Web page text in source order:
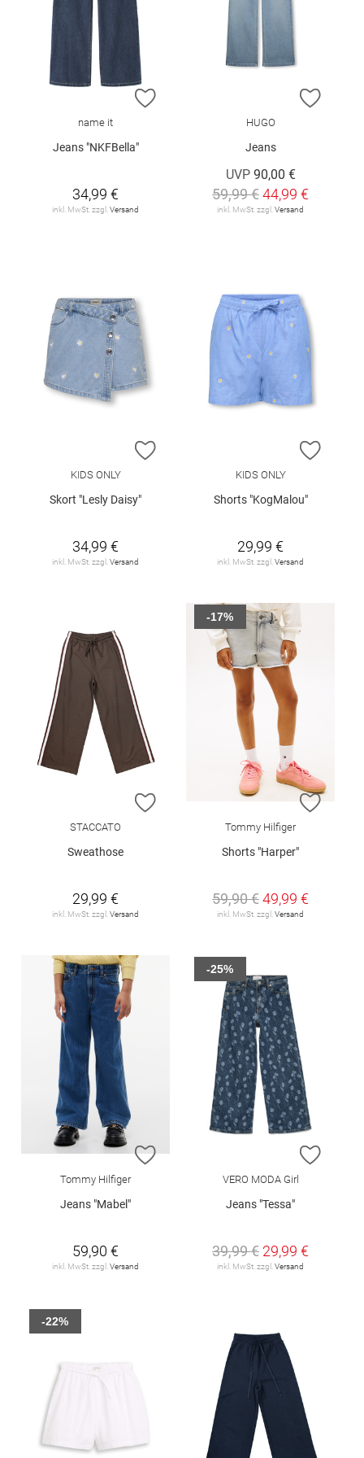
ZUR WUNSCHLISTE HINZUFÜGEN
name it
Jeans "NKFBella"
34,99 €
inkl. MwSt. zzgl.Versand
ZUR
HUGO
Jeans
UVP 90,00 €
59,99 €44,99 €
inkl. MwSt. zzgl.Versand
ZUR WUNSCHLISTE HINZUFÜGEN
KIDS ONLY
Skort "Lesly Daisy"
34,99 €
inkl. MwSt. zzgl. Versand
ZUR
KIDS ONLY
Shorts "KogMalou"
29,99 €
inkl. MwSt. zzgl. Versand
ZUR WUNSCHLISTE HINZUFÜGEN
STACCATO
Sweathose
29,99 €
inkl. MwSt. zzgl. Versand
ZUR
Tommy Hilfiger
Shorts "Harper"
59,90 €49,99 €
inkl. MwSt. zzgl. Versand
-17%
ZUR WUNSCHLISTE HINZUFÜGEN
Tommy Hilfiger
Jeans "Mabel"
59,90 €
inkl. MwSt. zzgl. Versand
ZUR
VERO MODA Girl
Jeans "Tessa"
39,99 € 29,99 €
inkl. MwSt. zzgl. Versand
-25%
-22%